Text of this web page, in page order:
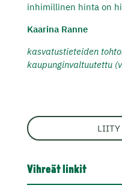
inhimillinen hinta on
Kaarina Ranne
kasvatustieteiden
kaupunginvaltuutettu
LIITY
Vihreät linkit